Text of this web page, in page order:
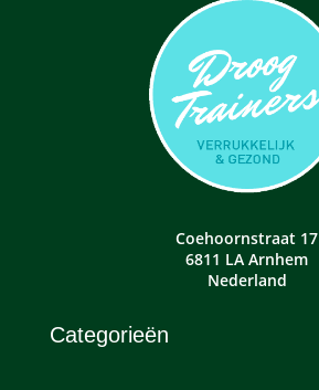
Coehoornstraat 17
6811 LA Arnhem
Nederland
Categorieën